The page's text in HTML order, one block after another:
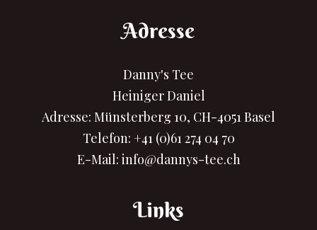
Adresse
Danny's Tee
Heiniger Daniel
Adresse: Münsterberg 10, CH-4051 Basel
Telefon: +41 (0)61 274 04 70
E-Mail: info@dannys-tee.ch
Links